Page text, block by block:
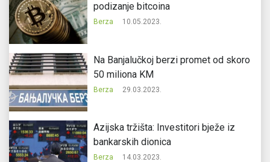
podizanje bitcoina
Berza 10.05.2023.
Na Banjalučkoj berzi promet od skoro
50 miliona KM
Berza 29.03.2023.
Azijska tržišta: Investitori bježe iz
bankarskih dionica
Berza 14.03.2023.